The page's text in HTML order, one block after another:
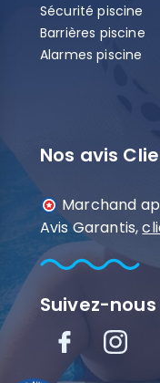
Sécurité piscine
Barrières piscine
Alarmes piscine
Nos avis
Marchand
Avis Garantis,
Suivez-nous